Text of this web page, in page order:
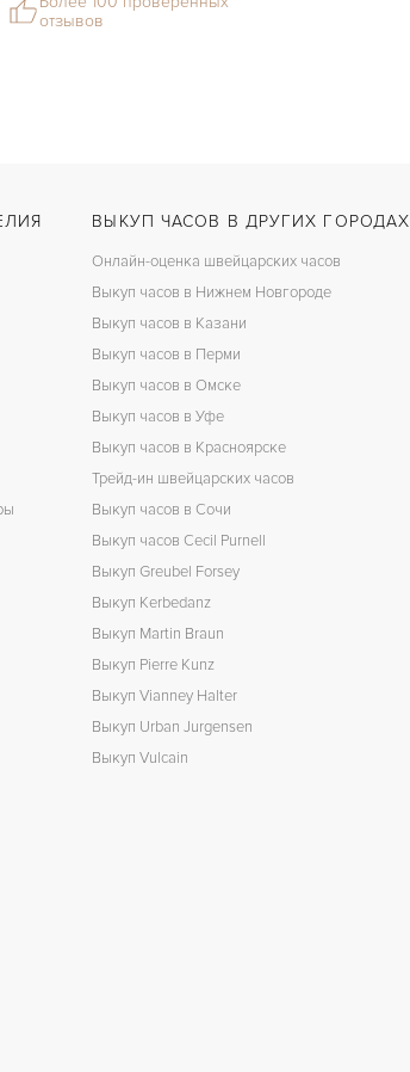
отзывов
ВЫКУП ЧАСОВ В ДРУГИХ ГОРОДАХ
Онлайн-оценка швейцарских часов
Выкуп часов в Нижнем Новгороде
Выкуп часов в Казани
Выкуп часов в Перми
Выкуп часов в Омске
Выкуп часов в Уфе
Выкуп часов в Красноярске
Трейд-ин швейцарских часов
Выкуп часов в Сочи
Выкуп часов Cecil Purnell
Выкуп Greubel Forsey
Выкуп Kerbedanz
Выкуп Martin Braun
Выкуп Pierre Kunz
Выкуп Vianney Halter
Выкуп Urban Jurgensen
Выкуп Vulcain